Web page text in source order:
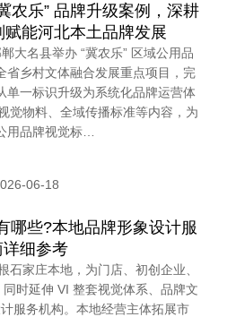
农乐” 品牌升级案例，深耕
能河北本土品牌发展
大名县举办 “冀农乐” 区域公用品
省乡村文体融合发展重点项目，完
单一标识升级为系统化品牌运营体
觉物料、全域传播标准等内容，为
用品牌视觉标…
06-18
哪些?本地品牌形象设计服
细参考
家庄本地，为门店、初创企业、
时延伸 VI 整套视觉体系、品牌文
服务机构。本地经营主体拓展市